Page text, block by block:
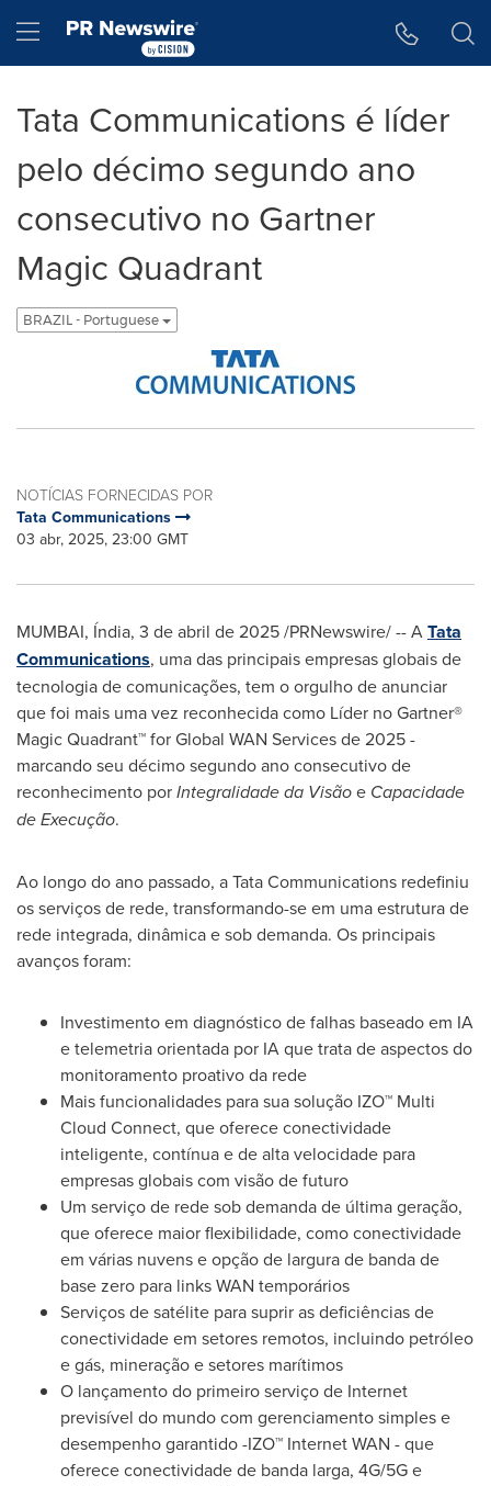
Hamburger menu
Tata Communications é líder
pelo décimo segundo ano
consecutivo no Gartner
Magic Quadrant
BRAZIL - Portuguese
NOTÍCIAS FORNECIDAS POR
Tata Communications
03 abr, 2025, 23:00 GMT
MUMBAI, Índia, 3 de abril de 2025/PRNewswire/ --ATata
Communications, uma das principais empresas globais de
tecnologia de comunicações, tem o orgulho de anunciar
que foi mais uma vez reconhecida como Líder no Gartner®
Magic Quadrant™ for Global WAN Services de 2025 -
marcando seu décimo segundo ano consecutivo de
reconhecimento porIntegralidade da Visãoe Capacidade
de Execução.
Ao longo do ano passado, a Tata Communications redefiniu
os serviços de rede, transformando-se em uma estrutura de
rede integrada, dinâmica e sob demanda. Os principais
avanços foram:
Investimento em diagnóstico de falhas baseado em IA
e telemetria orientada por IA que trata de aspectos do
monitoramento proativo da rede
Mais funcionalidades para sua solução IZO™ Multi
Cloud Connect, que oferece conectividade
inteligente, contínua e de alta velocidade para
empresas globais com visão de futuro
Um serviço de rede sob demanda de última geração,
que oferece maior flexibilidade, como conectividade
em várias nuvens e opção de largura de banda de
base zero para links WAN temporários
Serviços de satélite para suprir as deficiências de
conectividade em setores remotos, incluindo petróleo
e gás, mineração e setores marítimos
O lançamento do primeiro serviço de Internet
previsível do mundo com gerenciamento simples e
desempenho garantido -IZO™ Internet WAN - que
oferece conectividade de banda larga, 4G/5G e